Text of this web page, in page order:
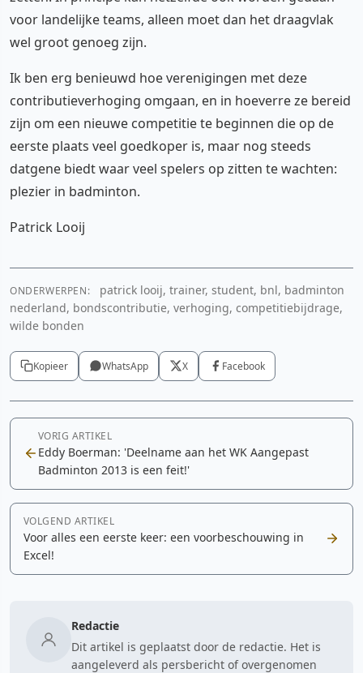
voor landelijke teams, alleen moet dan het draagvlak
wel groot genoeg zijn.
Ik ben erg benieuwd hoe verenigingen met deze
contributieverhoging omgaan, en in hoeverre ze bereid
zijn om een nieuwe competitie te beginnen die op de
eerste plaats veel goedkoper is, maar nog steeds
datgene biedt waar veel spelers op zitten te wachten:
plezier in badminton.
Patrick Looij
ONDERWERPEN:
patrick looij, trainer, student, bnl, badminton
nederland, bondscontributie, verhoging, competitiebijdrage,
wilde bonden
Kopieer WhatsApp X Facebook
VORIG ARTIKEL
Eddy Boerman: 'Deelname aan het WK Aangepast
Badminton 2013 is een feit!'
VOLGEND ARTIKEL
Voor alles een eerste keer: een voorbeschouwing in
Excel!
Redactie
Dit artikel is geplaatst door de redactie. Het is
aangeleverd als persbericht of overgenomen